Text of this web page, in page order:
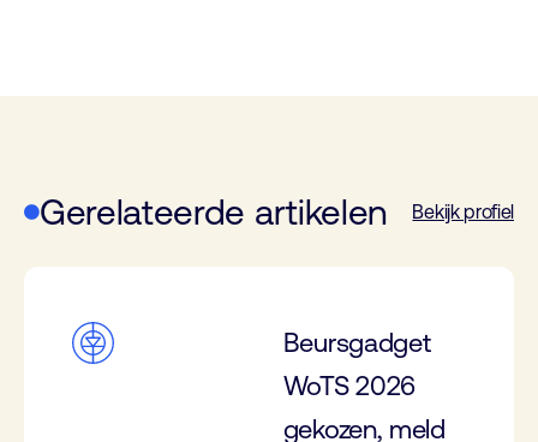
Gerelateerde artikelen Bekijk profiel
Beursgadget
WoTS 2026
gekozen, meld